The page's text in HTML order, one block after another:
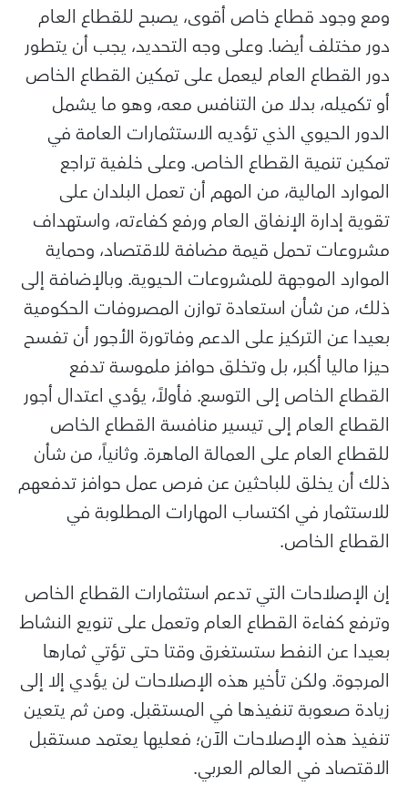
ومع وجود قطاع خاص أقوى، يصبح للقطاع العام
دور مختلف أيضا. وعلى وجه التحديد، يجب أن يتطور
دور القطاع العام ليعمل على تمكين القطاع الخاص
أو تكميله، بدلا من التنافس معه، وهو ما يشمل
الدور الحيوي الذي تؤديه الاستثمارات العامة في
تمكين تنمية القطاع الخاص. وعلى خلفية تراجع
الموارد المالية، من المهم أن تعمل البلدان على
تقوية إدارة الإنفاق العام ورفع كفاءته، واستهداف
مشروعات تحمل قيمة مضافة للاقتصاد، وحماية
الموارد الموجهة للمشروعات الحيوية. وبالإضافة إلى
ذلك، من شأن استعادة توازن المصروفات الحكومية
بعيدا عن التركيز على الدعم وفاتورة الأجور أن تفسح
حيزا ماليا أكبر، بل وتخلق حوافز ملموسة تدفع
القطاع الخاص إلى التوسع. فأولاً، يؤدي اعتدال أجور
القطاع العام إلى تيسير منافسة القطاع الخاص
للقطاع العام على العمالة الماهرة. وثانياً، من شأن
ذلك أن يخلق للباحثين عن فرص عمل حوافز تدفعهم
للاستثمار في اكتساب المهارات المطلوبة في
القطاع الخاص.
إن الإصلاحات التي تدعم استثمارات القطاع الخاص
وترفع كفاءة القطاع العام وتعمل على تنويع النشاط
بعيدا عن النفط ستستغرق وقتا حتى تؤتي ثمارها
المرجوة. ولكن تأخير هذه الإصلاحات لن يؤدي إلا إلى
زيادة صعوبة تنفيذها في المستقبل. ومن ثم يتعين
تنفيذ هذه الإصلاحات الآن؛ فعليها يعتمد مستقبل
الاقتصاد في العالم العربي.